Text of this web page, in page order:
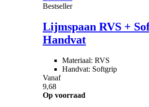
Bestseller
Lijmspaan RVS +
Handvat
Materiaal: RVS
Handvat: Softgrip
Vanaf
9,68
Op voorraad